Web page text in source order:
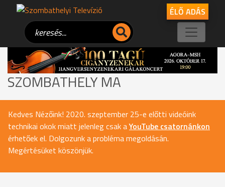
ÉLŐ ADÁS
SZOMBATHELY MA
Kedves Nézőink! 2020. szeptember 25-e előtti videóink
technikai okok miatt jelenleg csak aYouTube csatornánkon
érhetőek el. Dolgozunk a probléma megoldásán.
Megértésüket köszönjük.